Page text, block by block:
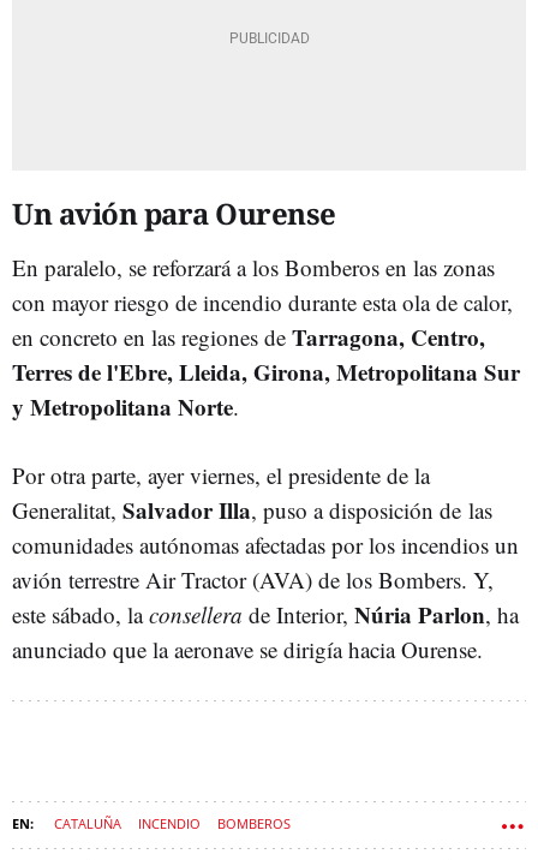
Un avión para Ourense
En paralelo, se reforzará a los Bomberos en las zonas
con mayor riesgo de incendio durante esta ola de calor,
en concreto en las regiones de Tarragona, Centro,
Terres de l'Ebre, Lleida, Girona, Metropolitana Sur
y Metropolitana Norte.
Por otra parte, ayer viernes, el presidente de la
Generalitat, Salvador Illa, puso a disposición de las
comunidades autónomas afectadas por los incendios un
avión terrestre Air Tractor (AVA) de los Bombers. Y,
este sábado, laconsellera de Interior, Núria Parlon, ha
anunciado que la aeronave se dirigía hacia Ourense.
CATALUÑA INCENDIO BOMBEROS